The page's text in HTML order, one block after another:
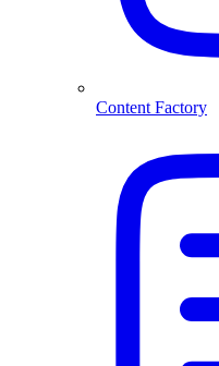
Content Factory